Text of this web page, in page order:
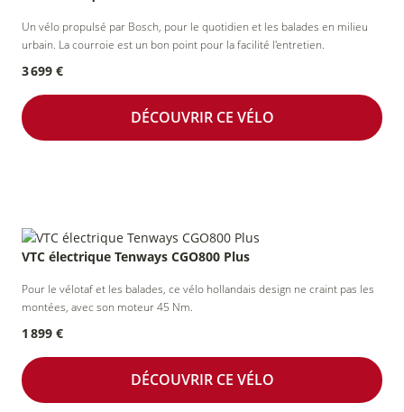
Un vélo propulsé par Bosch, pour le quotidien et les balades en milieu
urbain. La courroie est un bon point pour la facilité l'entretien.
3 699 €
DÉCOUVRIR CE VÉLO
VTC électrique Tenways CGO800 Plus
Pour le vélotaf et les balades, ce vélo hollandais design ne craint pas les
montées, avec son moteur 45 Nm.
1 899 €
DÉCOUVRIR CE VÉLO